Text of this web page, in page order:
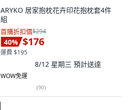
ARYKO 居家抱枕花卉印花抱枕套4件
組
首購折扣價$294
40% $176
運費 $195
8/12 星期三 預計送達
WOW免運
(90)